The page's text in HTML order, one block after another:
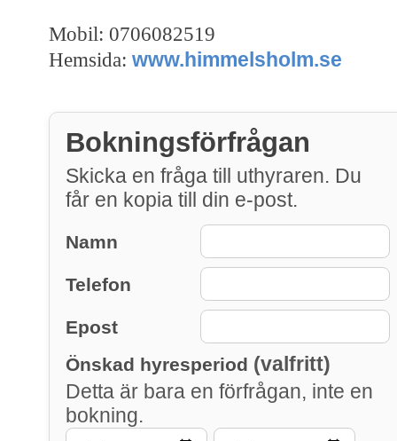
Mobil: 0706082519
Hemsida: www.himmelsholm.se
Bokningsförfrågan
Skicka en fråga till uthyraren. Du
får en kopia till din e-post.
Namn
Telefon
Epost
Önskad hyresperiod (valfritt)
Detta är bara en förfrågan, inte en
bokning.